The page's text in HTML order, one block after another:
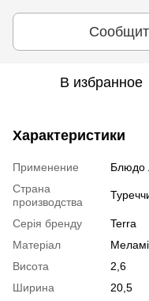
В избранное
Характеристики
Применение
Блюдо
Страна
производства
Серія бренду
Terra
Матеріал
Висота
2,6
Ширина
20,5